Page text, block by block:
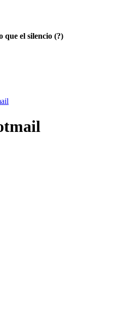
que el silencio (?)